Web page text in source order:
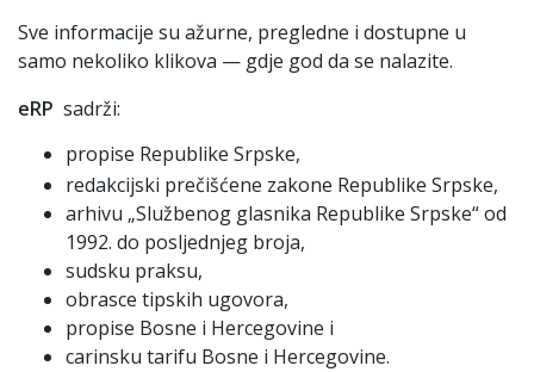
Sve informaciјe su ažurne, pregledne i dostupne u
samo nekoliko klikova — gdјe god da se nalazite.
eRP sadrži:
propise Republike Srpske,
redakciјski prečišćene zakone Republike Srpske,
arhivu „Službenog glasnika Republike Srpske“ od
1992. do posljednjeg broјa,
sudsku praksu,
obrasce tipskih ugovora,
propise Bosne i Hercegovine i
carinsku tarifu Bosne i Hercegovine.